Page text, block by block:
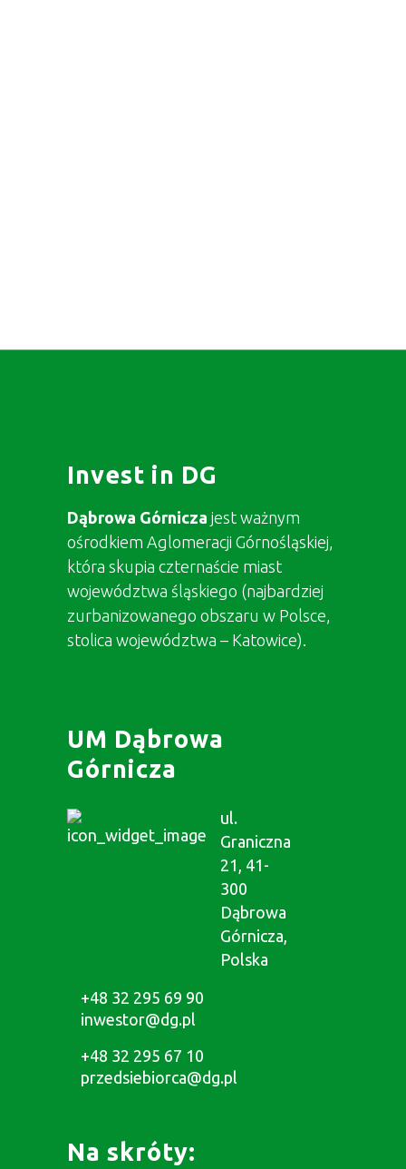
Invest in DG
Dąbrowa Górnicza jest ważnym
ośrodkiem Aglomeracji Górnośląskiej,
która skupia czternaście miast
województwa śląskiego (najbardziej
zurbanizowanego obszaru w Polsce,
stolica województwa – Katowice).
UM Dąbrowa
Górnicza
ul.
Graniczna
21, 41-
300
Dąbrowa
Górnicza,
Polska
+48 32 295 69 90
inwestor@dg.pl
+48 32 295 67 10
przedsiebiorca@dg.pl
Na skróty: